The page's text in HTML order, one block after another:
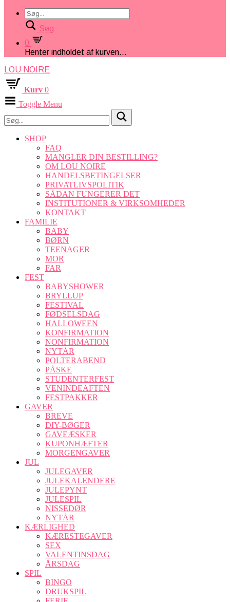
Søg
0
Henter indholdet af kurven...
LOU NOIRE
Kurv 0
Toggle Menu
SHOP
FAQ
MANGLER DIN BESTILLING?
OM LOU NOIRE
HANDELSBETINGELSER
PRIVATLIVSPOLITIK
SÅDAN FUNGERER DET
INSTITUTIONER & VIRKSOMHEDER
KONTAKT
FAMILIE
BABY
BØRN
TEENAGER
MOR
FAR
FEST
BABYSHOWER
BRYLLUP
FESTIVAL
FØDSELSDAG
HALLOWEEN
KONFIRMATION
NONFIRMATION
NYTÅR
POLTERABEND
PÅSKE
STUDENTERFEST
VENINDEAFTEN
FESTPAKKER
GAVER
BREVE
DIY-BØGER
GAVEÆSKER
KUPONHÆFTER
MORGENGAVER
JUL
JULEGAVER
JULEKALENDERE
JULEPYNT
JULESPIL
NISSEDØR
NYTÅR
KÆRLIGHED
KÆRESTEGAVER
SEX
VALENTINSDAG
ÅRSDAG
SPIL
BINGO
DRUKSPIL